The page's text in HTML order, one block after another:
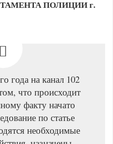
ПОЛИЦИИ г.
года на канал 102
что происходит
факту начато
по статье
необходимые